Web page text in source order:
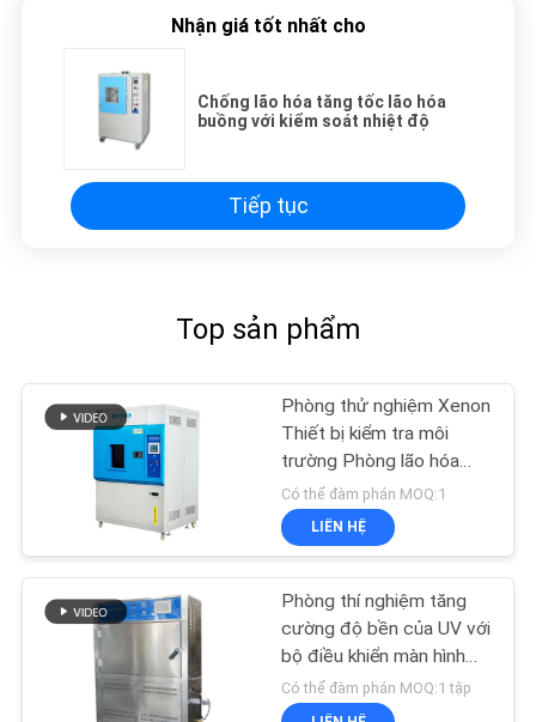
Nhận giá tốt nhất cho
Chống lão hóa tăng tốc lão hóa
buồng với kiểm soát nhiệt độ
Tiếp tục
Top sản phẩm
Phòng thử nghiệm Xenon
Thiết bị kiểm tra môi
trường Phòng lão hóa
tăng tốc
Có thể đàm phán MOQ:1
LIÊN HỆ
Phòng thí nghiệm tăng
cường độ bền của UV với
bộ điều khiển màn hình
cảm ứng LCD
Có thể đàm phán MOQ:1 tập